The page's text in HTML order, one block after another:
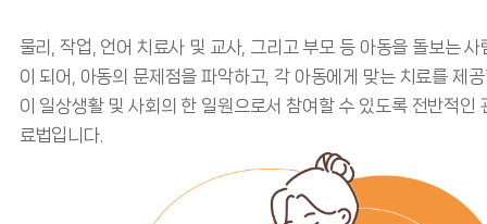
정상적인 자세 반응과 수의적인 움직임을 촉진하는 치료법입니다.